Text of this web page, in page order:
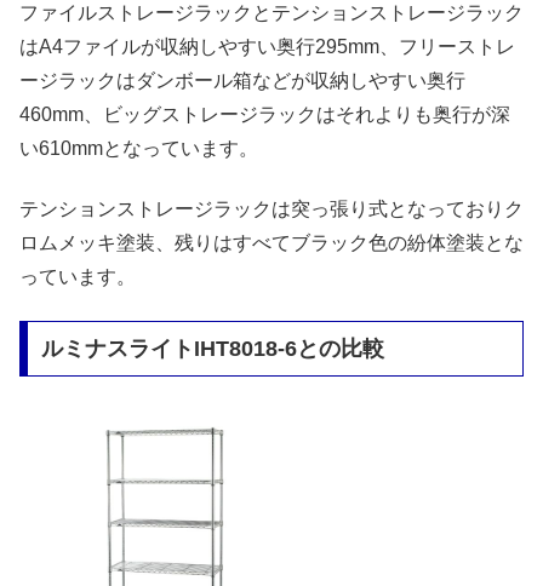
ファイルストレージラックとテンションストレージラック
はA4ファイルが収納しやすい奥行295mm、フリーストレ
ージラックはダンボール箱などが収納しやすい奥行
460mm、ビッグストレージラックはそれよりも奥行が深
い610mmとなっています。
テンションストレージラックは突っ張り式となっておりク
ロムメッキ塗装、残りはすべてブラック色の紛体塗装とな
っています。
ルミナスライトIHT8018-6との比較